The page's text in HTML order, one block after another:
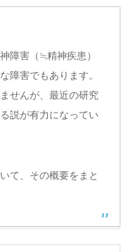
障害（≒精神疾患）
障害でもあります。
せんが、最近の研究
説が有力になってい
て、その概要をまと